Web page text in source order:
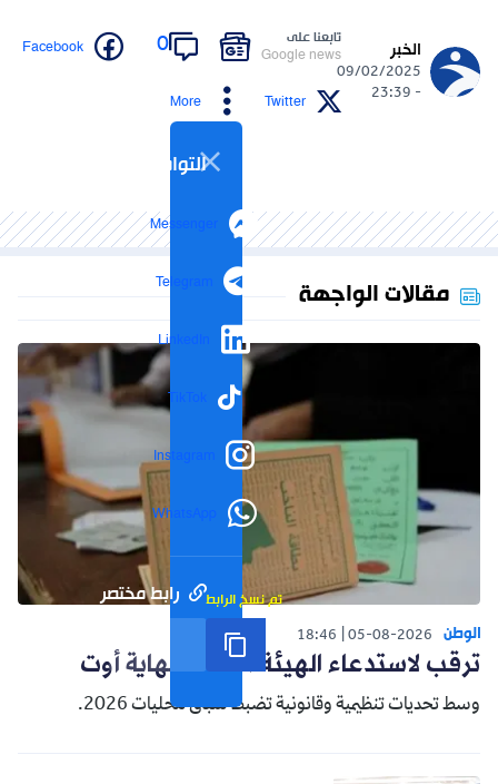
الخبر
09/02/2025
- 23:39
تابعنا على
Google news
0
Facebook
Twitter
More
التواصل الاجتماعي
Messenger
Telegram
LinkedIn
TikTok
Instagram
WhatsApp
رابط مختصر تم نسخ الرابط
مقالات الواجهة
الوطن 05-08-2026
18:46
ترقب لاستدعاء الهيئة الناخبة نهاية أوت
وسط تحديات تنظيمية وقانونية تضبط سباق محليات 2026.